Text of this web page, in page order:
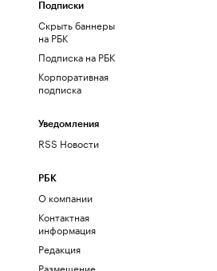
Подписки
Скрыть баннеры
на РБК
Подписка на РБК
Корпоративная
подписка
Уведомления
RSS Новости
РБК
О компании
Контактная
информация
Редакция
Размещение